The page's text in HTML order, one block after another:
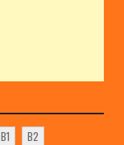
B1
B2